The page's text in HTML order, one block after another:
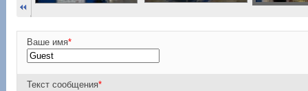
Ваше имя*
Текст сообщения*